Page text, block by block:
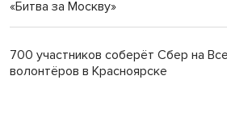
«Битва за Москву»
700 участников соберёт Сбер на
волонтёров в Красноярске